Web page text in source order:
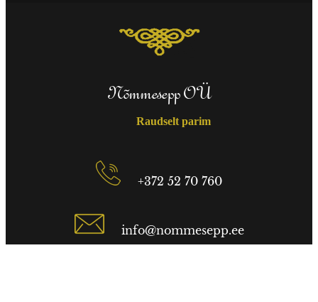
Nõmmesepp OÜ
Raudselt parim
+372 52 70 760
info@nommesepp.ee